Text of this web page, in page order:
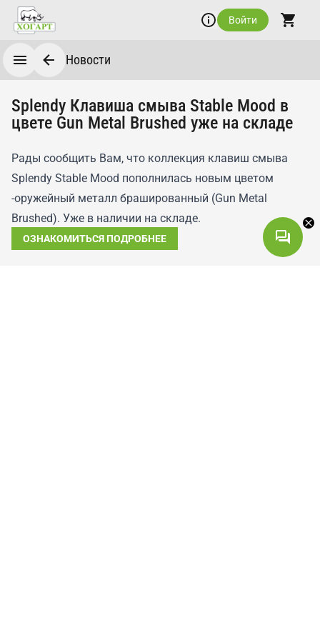
Войти
Новости
Splendy Клавиша смыва Stable Mood в
цвете Gun Metal Brushed уже на складе
Рады сообщить Вам, что коллекция клавиш смыва
Splendy Stable Mood пополнилась новым цветом
-оружейный металл брашированный (Gun Metal
Brushed). Уже в наличии на складе.
ОЗНАКОМИТЬСЯ ПОДРОБНЕЕ